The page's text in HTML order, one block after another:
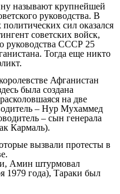
называют крупнейшей
руководства. В
сил оказался
советских войск,
руководства СССР 25
Тогда еще никто
Афганистан
была создана
на две
– Нур Мухаммед
– сын генерала
Кармаль).
вызвали протесты в
Амин штурмовал
1979 года), Тараки был